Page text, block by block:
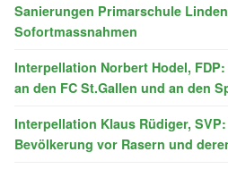
Sanierungen Primarschule
Sofortmassnahmen
Interpellation Norbert Hodel,
an den FC St.Gallen und an den
Interpellation Klaus Rüdiger,
Bevölkerung vor Rasern und